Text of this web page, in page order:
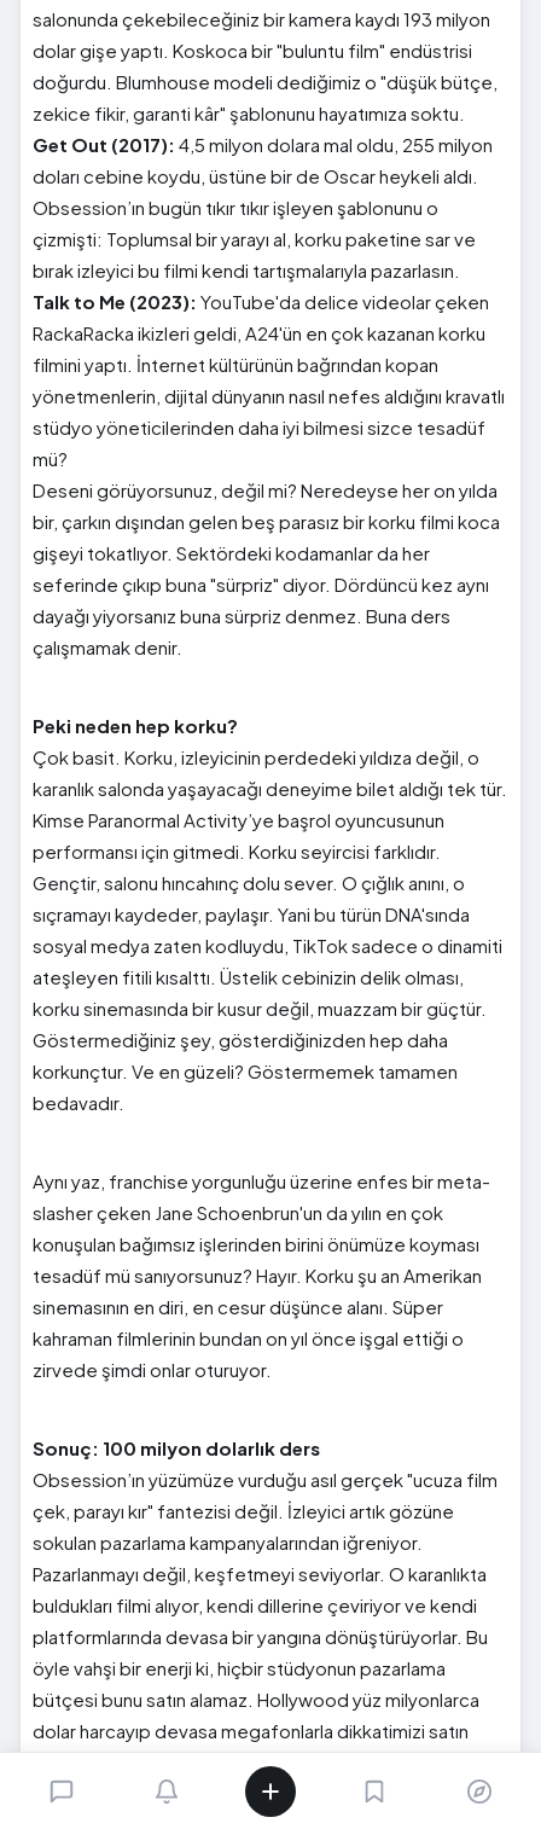
salonunda çekebileceğiniz bir kamera kaydı 193 milyon
dolar gişe yaptı. Koskoca bir "buluntu film" endüstrisi
doğurdu. Blumhouse modeli dediğimiz o "düşük bütçe,
zekice fikir, garanti kâr" şablonunu hayatımıza soktu.
Get Out (2017): 4,5 milyon dolara mal oldu, 255 milyon
doları cebine koydu, üstüne bir de Oscar heykeli aldı.
Obsession’ın bugün tıkır tıkır işleyen şablonunu o
çizmişti: Toplumsal bir yarayı al, korku paketine sar ve
bırak izleyici bu filmi kendi tartışmalarıyla pazarlasın.
Talk to Me (2023): YouTube'da delice videolar çeken
RackaRacka ikizleri geldi, A24'ün en çok kazanan korku
filmini yaptı. İnternet kültürünün bağrından kopan
yönetmenlerin, dijital dünyanın nasıl nefes aldığını kravatlı
stüdyo yöneticilerinden daha iyi bilmesi sizce tesadüf
mü?
Deseni görüyorsunuz, değil mi? Neredeyse her on yılda
bir, çarkın dışından gelen beş parasız bir korku filmi koca
gişeyi tokatlıyor. Sektördeki kodamanlar da her
seferinde çıkıp buna "sürpriz" diyor. Dördüncü kez aynı
dayağı yiyorsanız buna sürpriz denmez. Buna ders
çalışmamak denir.
Peki neden hep korku?
Çok basit. Korku, izleyicinin perdedeki yıldıza değil, o
karanlık salonda yaşayacağı deneyime bilet aldığı tek tür.
Kimse Paranormal Activity’ye başrol oyuncusunun
performansı için gitmedi. Korku seyircisi farklıdır.
Gençtir, salonu hıncahınç dolu sever. O çığlık anını, o
sıçramayı kaydeder, paylaşır. Yani bu türün DNA'sında
sosyal medya zaten kodluydu, TikTok sadece o dinamiti
ateşleyen fitili kısalttı. Üstelik cebinizin delik olması,
korku sinemasında bir kusur değil, muazzam bir güçtür.
Göstermediğiniz şey, gösterdiğinizden hep daha
korkunçtur. Ve en güzeli? Göstermemek tamamen
bedavadır.
Aynı yaz, franchise yorgunluğu üzerine enfes bir meta-
slasher çeken Jane Schoenbrun'un da yılın en çok
konuşulan bağımsız işlerinden birini önümüze koyması
tesadüf mü sanıyorsunuz? Hayır. Korku şu an Amerikan
sinemasının en diri, en cesur düşünce alanı. Süper
kahraman filmlerinin bundan on yıl önce işgal ettiği o
zirvede şimdi onlar oturuyor.
Sonuç: 100 milyon dolarlık ders
Obsession’ın yüzümüze vurduğu asıl gerçek "ucuza film
çek, parayı kır" fantezisi değil. İzleyici artık gözüne
sokulan pazarlama kampanyalarından iğreniyor.
Pazarlanmayı değil, keşfetmeyi seviyorlar. O karanlıkta
buldukları filmi alıyor, kendi dillerine çeviriyor ve kendi
platformlarında devasa bir yangına dönüştürüyorlar. Bu
öyle vahşi bir enerji ki, hiçbir stüdyonun pazarlama
bütçesi bunu satın alamaz. Hollywood yüz milyonlarca
dolar harcayıp devasa megafonlarla dikkatimizi satın
almaya çalışırken, Curry Barker sadece 750 bin dolarla o
sessiz merakımızı çaldı.